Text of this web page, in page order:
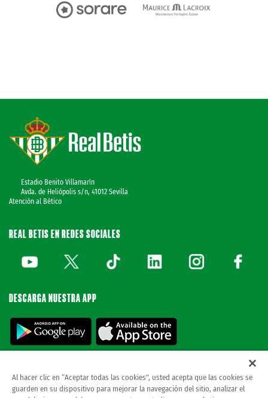
Estadio Benito Villamarín
Avda. de Heliópolis s/n, 41012 Sevilla
Atención al Bético
REAL BETIS EN REDES SOCIALES
DESCARGA NUESTRA APP
© REAL BETIS BALOMPIE.esta página web es la única oficial del real betis balompie.
Al hacer clic en “Aceptar todas las cookies”, usted acepta que las cookies se
guarden en su dispositivo para mejorar la navegación del sitio, analizar el